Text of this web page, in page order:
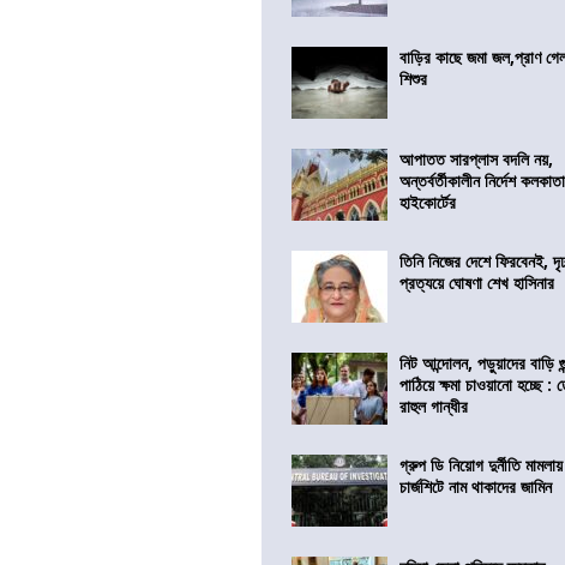
বাড়ির কাছে জমা জল,প্রাণ
শিশুর
আপাতত সারপ্লাস বদলি নয়,
অন্তর্বর্তীকালীন নির্দেশ কলকাতা
হাইকোর্টের
তিনি নিজের দেশে ফিরবেনই,
প্রত্যয়ে ঘোষণা শেখ হাসিনার
নিট আন্দোলন, পড়ুয়াদের বাড়ি
পাঠিয়ে ক্ষমা চাওয়ানো হচ্ছে :
রাহুল গান্ধীর
গ্রুপ ডি নিয়োগ দুর্নীতি মামলায়
চার্জশিটে নাম থাকাদের জামিন